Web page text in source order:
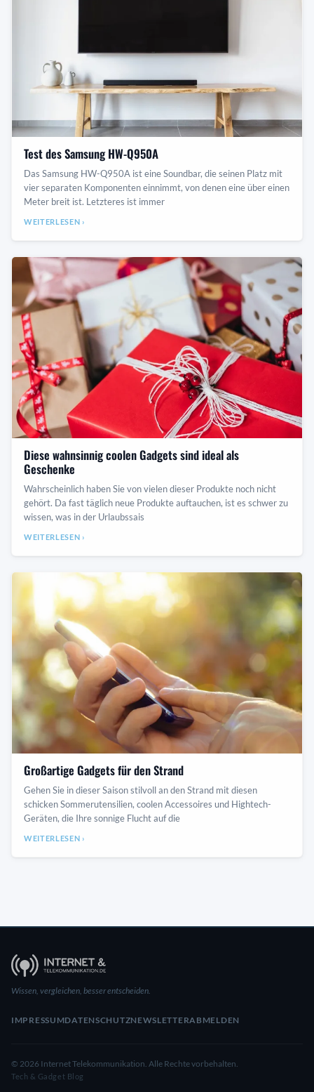
Test des Samsung HW-Q950A
Das Samsung HW-Q950A ist eine Soundbar, die seinen Platz mit
vier separaten Komponenten einnimmt, von denen eine über einen
Meter breit ist. Letzteres ist immer
WEITERLESEN ›
Diese wahnsinnig coolen Gadgets sind ideal als
Geschenke
Wahrscheinlich haben Sie von vielen dieser Produkte noch nicht
gehört. Da fast täglich neue Produkte auftauchen, ist es schwer zu
wissen, was in der Urlaubssais
WEITERLESEN ›
Großartige Gadgets für den Strand
Gehen Sie in dieser Saison stilvoll an den Strand mit diesen
schicken Sommerutensilien, coolen Accessoires und Hightech-
Geräten, die Ihre sonnige Flucht auf die
WEITERLESEN ›
Wissen, vergleichen, besser entscheiden.
IMPRESSUMDATENSCHUTZNEWSLETTERABMELDEN
© 2026 Internet Telekommunikation. Alle Rechte vorbehalten.
Tech & Gadget Blog